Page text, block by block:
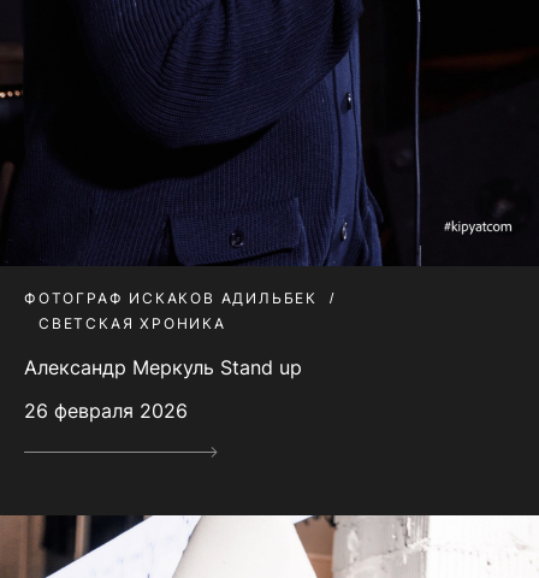
ФОТОГРАФ ИСКАКОВ АДИЛЬБЕК
СВЕТСКАЯ ХРОНИКА
Александр Меркуль Stand up
26 февраля 2026